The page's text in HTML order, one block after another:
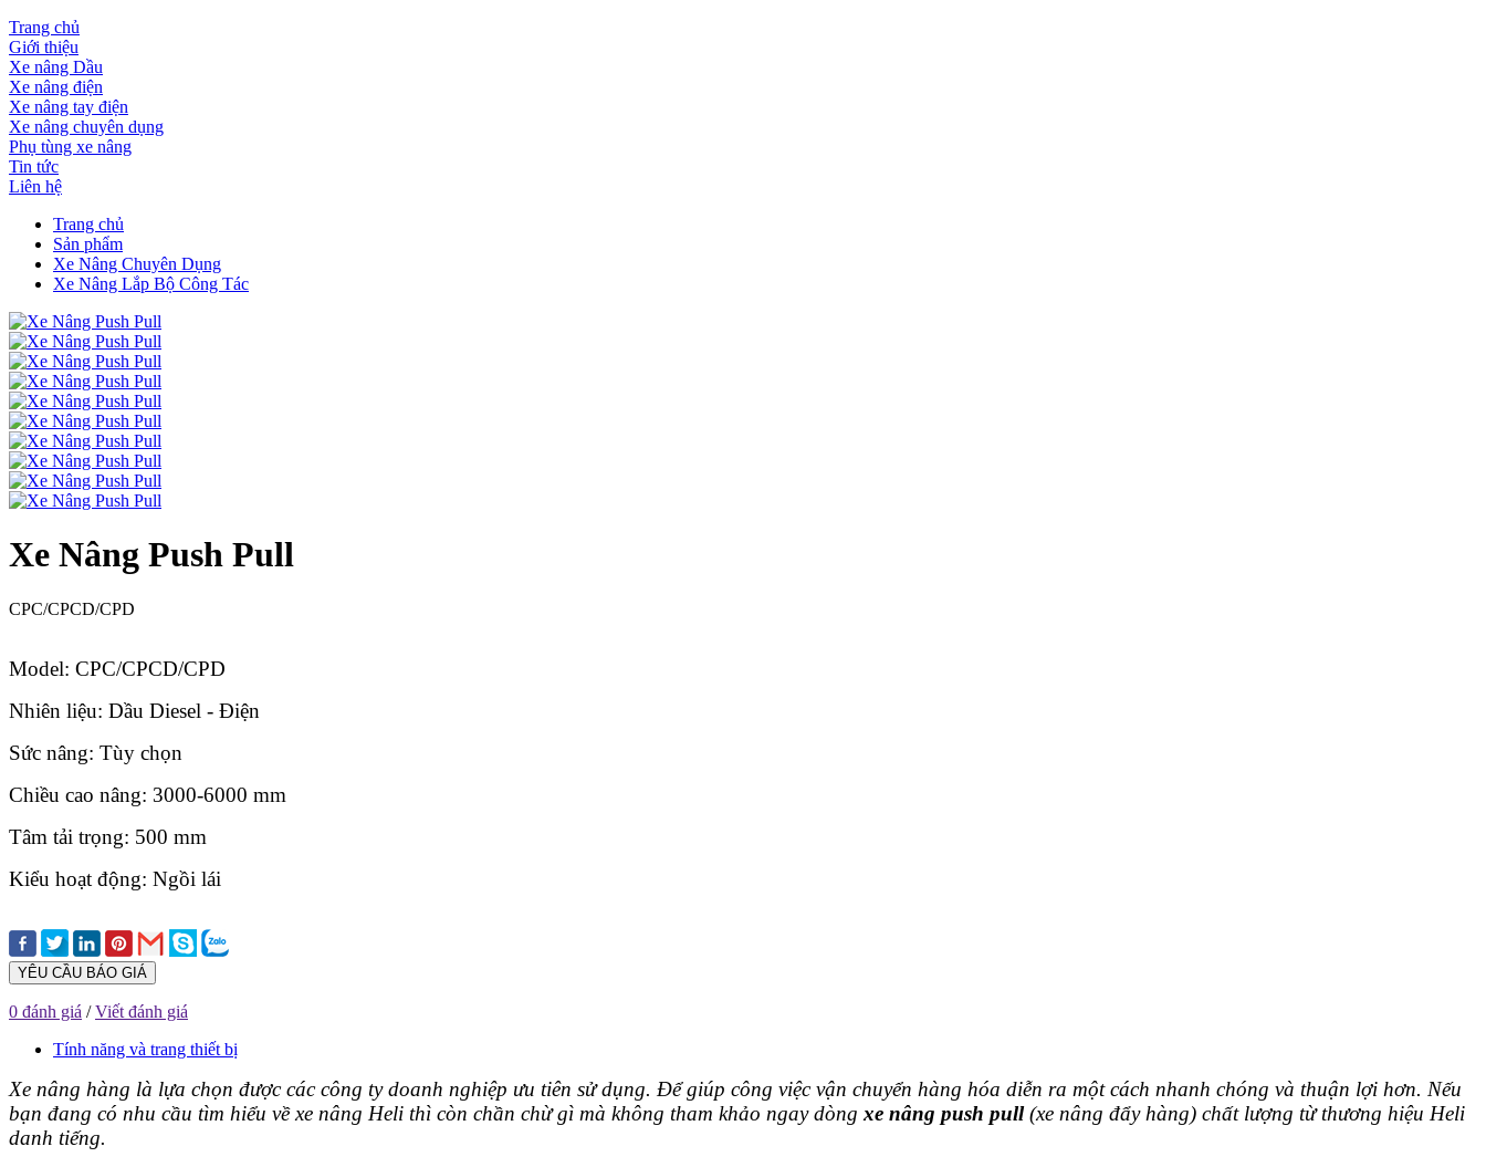
Trang chủ
Giới thiệu
Xe nâng Dầu
Xe nâng điện
Xe nâng tay điện
Xe nâng chuyên dụng
Phụ tùng xe nâng
Tin tức
Liên hệ
Trang chủ
Sản phẩm
Xe Nâng Chuyên Dụng
Xe Nâng Lắp Bộ Công Tác
Xe Nâng Push Pull
CPC/CPCD/CPD
Model: CPC/CPCD/CPD
Nhiên liệu: Dầu Diesel - Điện
Sức nâng: Tùy chọn
Chiều cao nâng: 3000-6000 mm
Tâm tải trọng: 500 mm
Kiểu hoạt động: Ngồi lái
YÊU CẦU BÁO GIÁ
0 đánh giá /Viết đánh giá
Tính năng và trang thiết bị
Xe nâng hàng là lựa chọn được các công ty doanh nghiệp ưu tiên sử dụng. Để giúp công việc vận chuyển hàng hóa diễn ra một cách nhanh chóng và thuận lợi hơn. Nếu
bạn đang có nhu cầu tìm hiểu về xe nâng Heli thì còn chần chừ gì mà không tham khảo ngay dòng xe nâng push pull(xe nâng đẩy hàng) chất lượng từ thương hiệu Heli
danh tiếng.